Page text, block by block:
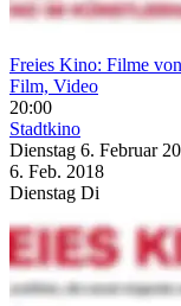
Freies Kino: Filme
Film, Video
20:00
Stadtkino
Dienstag 6. Februar
6. Feb. 2018
Dienstag Di